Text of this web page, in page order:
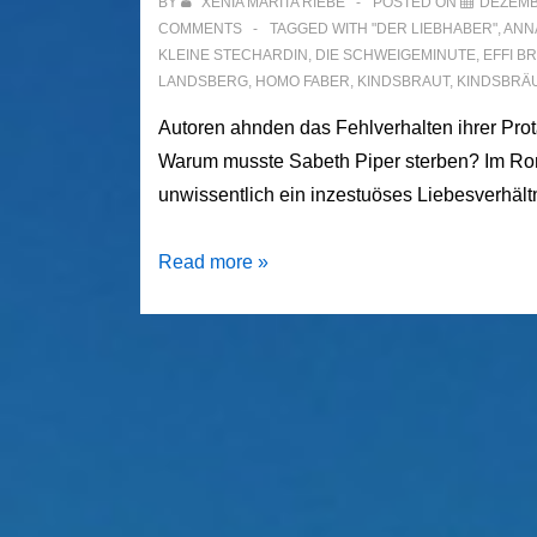
COMMENTS
TAGGED WITH "DER LIEBHABER"
KLEINE STECHARDIN DIE SCHWEIGEMINUTE EFFI
LANDSBERG HOMO FABER KINDSBRAUT,
Autoren ahnden das Fehlverhalten ihrer
Warum musste Sabeth Piper sterben? Im
unwissentlich ein inzestuöses
Über
Read more »